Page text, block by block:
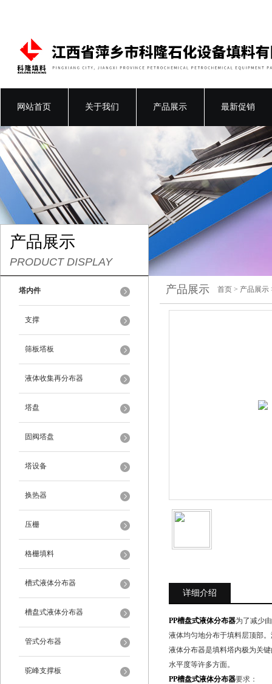
网站首页 关于我们 产品展示 最新促销
产品展示
PRODUCT DISPLAY
塔内件
支撑
筛板塔板
液体收集再分布器
塔盘
固阀塔盘
塔设备
换热器
压栅
格栅填料
槽式液体分布器
槽盘式液体分布器
管式分布器
驼峰支撑板
产品展示 首页 > 产品展示
详细介绍
PP槽盘式液体分布器为了减少
液体均匀地分布于填料层顶部
液体分布器是填料塔内极为关
水平度等许多方面。
PP槽盘式液体分布器要求：